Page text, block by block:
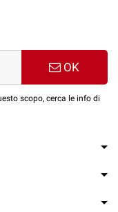
OK
scopo, cerca le info di